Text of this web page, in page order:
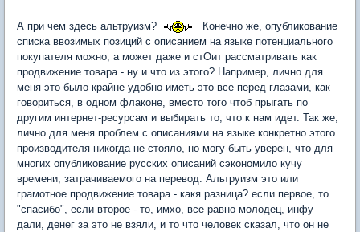
А при чем здесь альтруизм?
Конечно же, опубликование
списка ввозимых позиций с описанием на языке потенциального
покупателя можно, а может даже и стОит рассматривать как
продвижение товара - ну и что из этого? Например, лично для
меня это было крайне удобно иметь это все перед глазами, как
говориться, в одном флаконе, вместо того чтоб прыгать по
другим интернет-ресурсам и выбирать то, что к нам идет. Так же,
лично для меня проблем с описаниями на языке конкретно этого
производителя никогда не стояло, но могу быть уверен, что для
многих опубликование русских описаний сэкономило кучу
времени, затрачиваемого на перевод. Альтруизм это или
грамотное продвижение товара - какя разница? если первое, то
"спасибо", если второе - то, имхо, все равно молодец, инфу
дали, денег за это не взяли, и то что человек сказал, что он не